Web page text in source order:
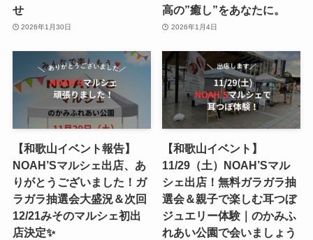
せ
2026年1月30日
高の”癒し”をあなたに。
2026年1月4日
【和歌山イベント報告】
NOAH’Sマルシェ出店、あ
りがとうございました！ガ
ラガラ抽選会大盛況＆次回
12/21みそのマルシェ初出
店決定✨
【和歌山イベント】
11/29（土）NOAH’Sマル
シェ出店！無料ガラガラ抽
選会＆親子で楽しむ耳つぼ
ジュエリー体験｜のかみふ
れあい公園で会いましょう